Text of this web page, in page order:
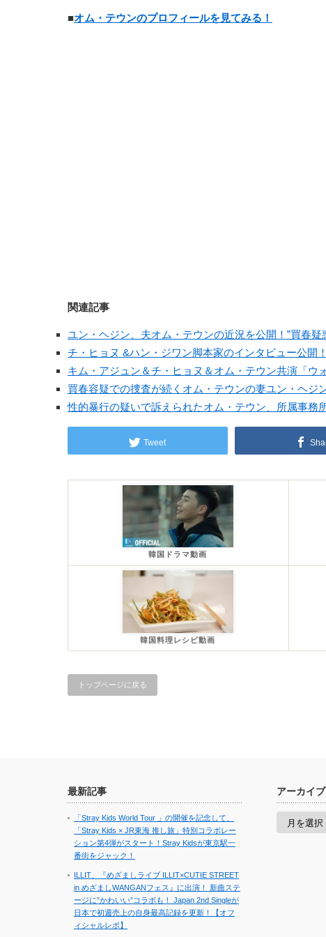
■オム・テウンのプロフィールを見てみる！
関連記事
ユン・ヘジン、夫オム・テウンの近況を公開！”買春
チ・ヒョヌ &ハン・ジワン脚本家のインタビュー公開
キム・アジュン＆チ・ヒョヌ＆オム・テウン共演「ウ
買春容疑での捜査が続くオム・テウンの妻ユン・ヘジ
性的暴行の疑いで訴えられたオム・テウン、所属事務
Tweet
韓国ドラマ動画
韓国料理レシピ動画
トップページに戻る
最新記事
「Stray Kids World Tour 」の開催を記念して、
「Stray Kids × JR東海 推し旅」特別コラボレー
ション第4弾がスタート！Stray Kidsが東京駅一
番街をジャック！
ILLIT、『めざましライブ ILLIT×CUTIE STREET
in めざましWANGANフェス』に出演！ 新曲ステ
ージに”かわいい”コラボも！ Japan 2nd Singleが
日本で初週売上の自身最高記録を更新！【オフ
ィシャルレポ】
アーカイブ
ア